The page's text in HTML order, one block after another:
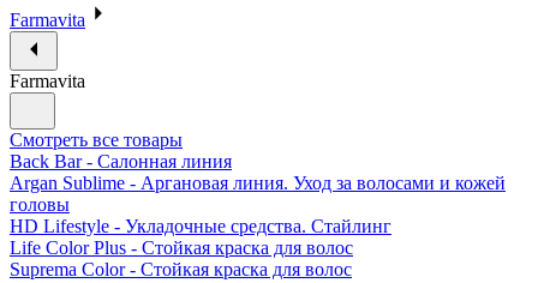
Farmavita
Farmavita
Смотреть все товары
Back Bar - Салонная линия
Argan Sublime - Аргановая линия. Уход за волосами и кожей
головы
HD Lifestyle - Укладочные средства. Стайлинг
Life Color Plus - Стойкая краска для волос
Suprema Color - Стойкая краска для волос